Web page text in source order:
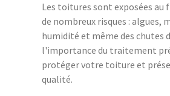
Les toitures sont exposées au
de nombreux risques : algues,
humidité et même des chutes
l'importance du traitement
protéger votre toiture et
qualité.